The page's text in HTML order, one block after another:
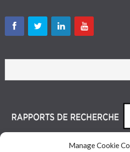
Manage Cookie